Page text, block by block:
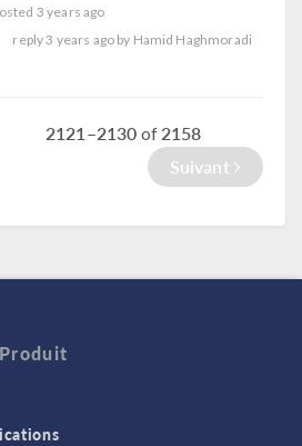
3 years ago
reply3 years ago by Hamid Haghmoradi
2121–2130 of2158
Suivant